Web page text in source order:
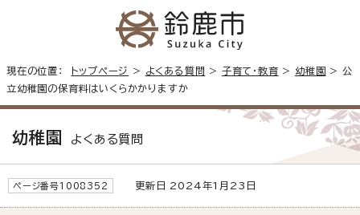
現在の位置： トップページ > よくある質問 > 子育て・教育 > 幼稚園 > 公
立幼稚園の保育料はいくらかかりますか
幼稚園 よくある質問
ページ番号1008352 更新日 2024年1月23日